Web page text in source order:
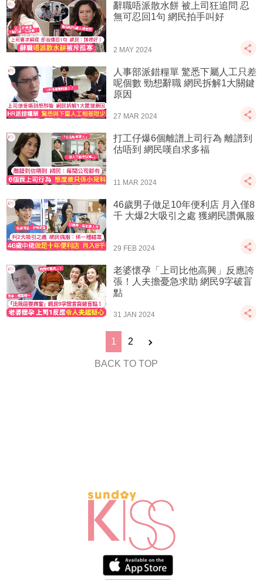
辭職唔派散水餅 被上司狂追問 忍
無可忍回1句 網民拍手叫好
2 MAY 2024
人事部派錯糧單 驚悉下屬人工只差
呢個數 勁想辭職 網民拆解1大關鍵
原因
27 MAR 2024
打工仔爆6個離譜上司行為 離譜到
估唔到 網民嘆自求多福
11 MAR 2024
46歲男子做足10年便利店 月入僅8
千 大爆2大吸引之處 獲網民讚佩服
29 FEB 2024
老婆懷孕「上司比他高興」反應誇
張！人夫擔憂急求助 網民9字破盲
點
31 JAN 2024
1 2
BACK TO TOP